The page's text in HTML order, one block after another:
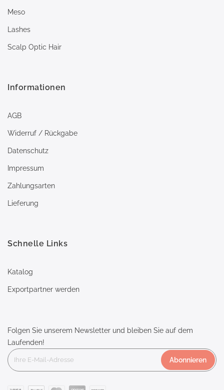
Meso
Lashes
Scalp Optic Hair
Informationen
AGB
Widerruf / Rückgabe
Datenschutz
Impressum
Zahlungsarten
Lieferung
Schnelle Links
Katalog
Exportpartner werden
Folgen Sie unserem Newsletter und bleiben Sie auf dem
Laufenden!
Abonnieren